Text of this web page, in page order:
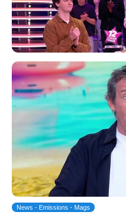
News - Emissions - Mags